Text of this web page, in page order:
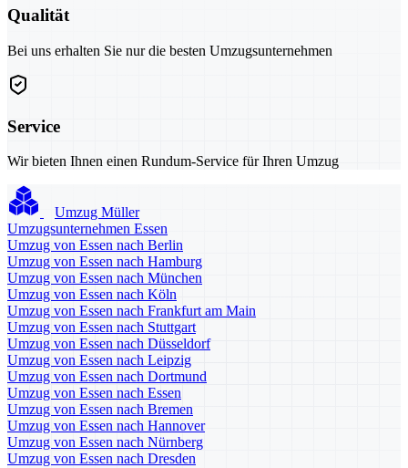
Qualität
Bei uns erhalten Sie nur die besten Umzugsunternehmen
Service
Wir bieten Ihnen einen Rundum-Service für Ihren Umzug
Umzug Müller
Umzugsunternehmen Essen
Umzug von Essen nach Berlin
Umzug von Essen nach Hamburg
Umzug von Essen nach München
Umzug von Essen nach Köln
Umzug von Essen nach Frankfurt am Main
Umzug von Essen nach Stuttgart
Umzug von Essen nach Düsseldorf
Umzug von Essen nach Leipzig
Umzug von Essen nach Dortmund
Umzug von Essen nach Essen
Umzug von Essen nach Bremen
Umzug von Essen nach Hannover
Umzug von Essen nach Nürnberg
Umzug von Essen nach Dresden